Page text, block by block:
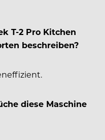
T-2 Pro Kitchen
beschreiben?
diese Maschine